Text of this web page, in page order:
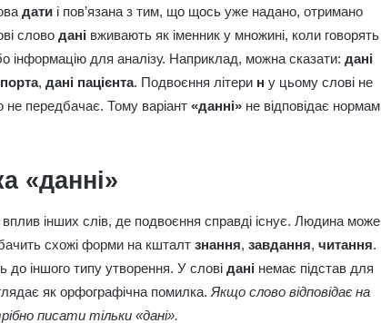
дати і пов’язана з тим, що щось уже надано, отримано
слово дані вживають як іменник у множині, коли говорять
інформацію для аналізу. Наприклад, можна сказати: дані
, дані пацієнта. Подвоєння літери н у цьому слові не
не передбачає. Тому варіант «данні» не відповідає нормам
«данні»
вплив інших слів, де подвоєння справді існує. Людина може
схожі форми на кшталт знання, завдання, читання.
іншого типу утворення. У слові дані немає підстав для
як орфографічна помилка. Якщо слово відповідає на
писати тільки «дані».